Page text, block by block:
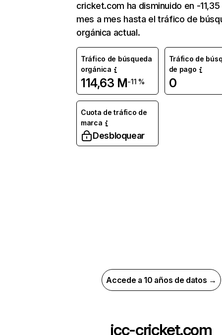
cricket.com ha disminuido en -
mes a mes hasta el tráfico de
orgánica actual.
Tráfico de búsqueda
orgánica
114,63 M-11 %
Tráfico de
de pago
0
Cuota de tráfico de
marca
Desbloquear
Accede a 10 años de datos →
icc-cricket.com